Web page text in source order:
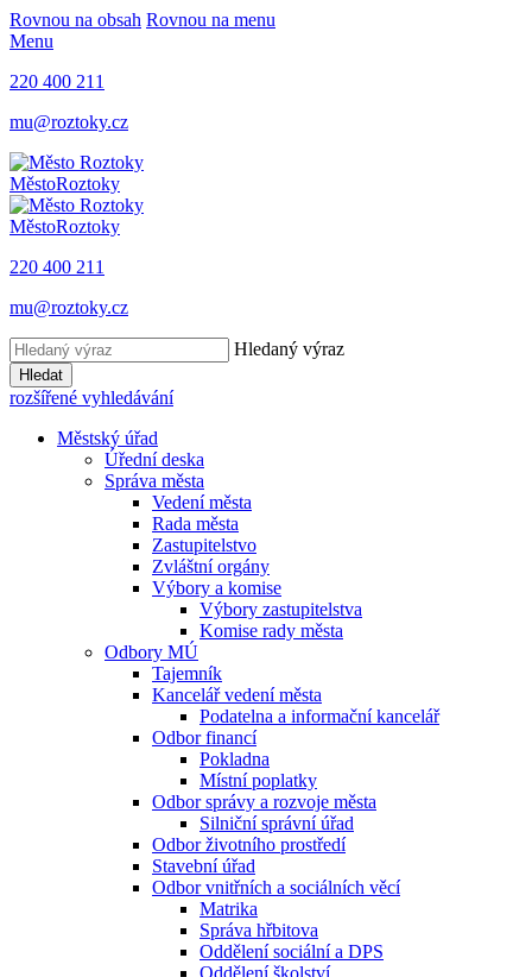
Rovnou na obsah Rovnou na menu
Menu
220 400 211
mu@roztoky.cz
MěstoRoztoky
MěstoRoztoky
220 400 211
mu@roztoky.cz
Hledaný výraz
Hledat
rozšířené vyhledávání
Městský úřad
Úřední deska
Správa města
Vedení města
Rada města
Zastupitelstvo
Zvláštní orgány
Výbory a komise
Výbory zastupitelstva
Komise rady města
Odbory MÚ
Tajemník
Kancelář vedení města
Podatelna a informační kancelář
Odbor financí
Pokladna
Místní poplatky
Odbor správy a rozvoje města
Silniční správní úřad
Odbor životního prostředí
Stavební úřad
Odbor vnitřních a sociálních věcí
Matrika
Správa hřbitova
Oddělení sociální a DPS
Oddělení školství